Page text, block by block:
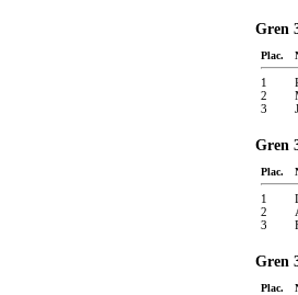
Gren
Plac.
1
2
3
Gren
Plac.
1
2
3
Gren
Plac.